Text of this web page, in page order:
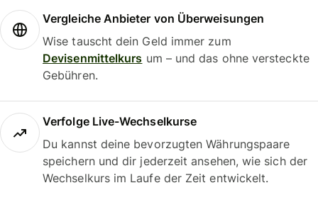
Vergleiche Anbieter von Überweisungen
Wise tauscht dein Geld immer zum
Devisenmittelkurs um – und das ohne versteckte
Gebühren.
Verfolge Live-Wechselkurse
Du kannst deine bevorzugten Währungspaare
speichern und dir jederzeit ansehen, wie sich der
Wechselkurs im Laufe der Zeit entwickelt.